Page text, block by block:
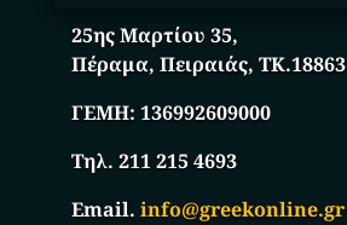
25ης Μαρτίου 35,
Πέραμα, Πειραιάς, ΤΚ.18863
ΓΕΜΗ:136992609000
Τηλ. 211 215 4693
Email.info@greekonline.gr